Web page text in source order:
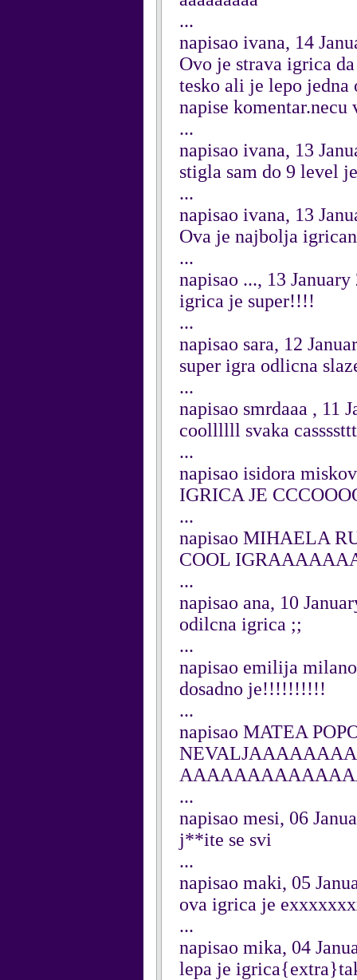
...
napisao ivana, 14
Ovo je strava igrica
tesko ali je lepo jedna
napise
...
napisao ivana, 13
stigla sam do 9 level
...
napisao ivana, 13
Ova je najbolja
...
napisao ..., 13 January
igrica je super!!!!
...
napisao sara, 12
super igra odlicna
...
napisao smrdaaa , 11
coollllll svaka
...
napisao isidora
IGRICA JE
...
napisao MIHAELA
COOL
...
napisao ana, 10
odilcna igrica ;;
...
napisao emilija
dosadno je!!!!!!!!!!
...
napisao MATEA
...
napisao mesi, 06
j**ite se svi
...
napisao maki, 05
ova igrica je
...
napisao mika, 04
lepa je